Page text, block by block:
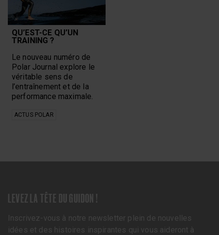
QU’EST-CE QU’UN
TRAINING ?
Le nouveau numéro de
Polar Journal explore le
véritable sens de
l’entraînement et de la
performance maximale.
ACTUS POLAR
LEVEZ LA TÊTE DU GUIDON !
Inscrivez-vous à notre newsletter plein de nouvelles
idées et des histoires inspirantes qui vous aideront à